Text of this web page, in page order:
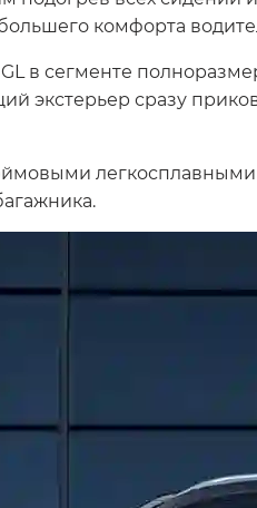
комфорта
в сегменте
экстерьер сразу